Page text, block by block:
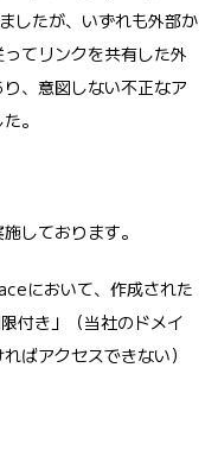
したが、いずれも外部か
てリンクを共有した外
、意図しない不正なア
。
しております。
において、作成された
付き」（当社のドメイ
ばアクセスできない）